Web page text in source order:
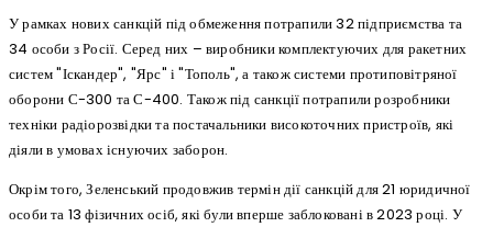
У рамках нових санкцій під обмеження потрапили 32 підприємства та
34 особи з Росії. Серед них – виробники комплектуючих для ракетних
систем "Іскандер", "Ярс" і "Тополь", а також системи протиповітряної
оборони С-300 та С-400. Також під санкції потрапили розробники
техніки радіорозвідки та постачальники високоточних пристроїв, які
діяли в умовах існуючих заборон.
Окрім того, Зеленський продовжив термін дії санкцій для 21 юридичної
особи та 13 фізичних осіб, які були вперше заблоковані в 2023 році. У